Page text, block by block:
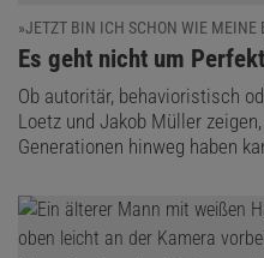
»JETZT BIN ICH SCHON WIE MEINE
:
Es geht nicht um
Ob autoritär, behavioristisch
Loetz und Jakob Müller
Generationen hinweg haben